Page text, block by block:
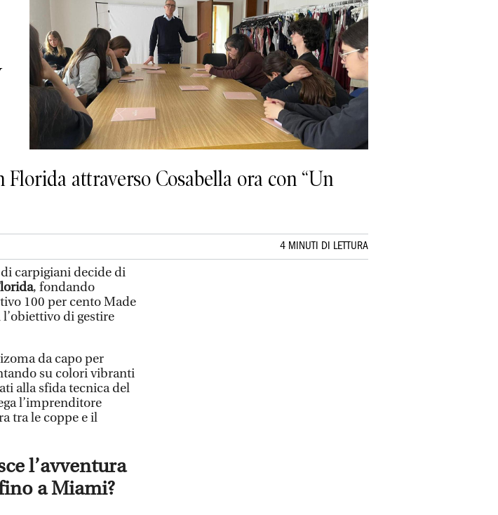
attraverso Cosabella ora con “Un
4 MINUTI DI LETTURA
carpigiani decide di
, fondando
100 per cento Made
di gestire
da capo per
su colori vibranti
alla sfida tecnica del
l’imprenditore
tra le coppe e il
l’avventura
a Miami?